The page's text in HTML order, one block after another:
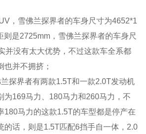
，雪佛兰探界者的车身尺寸为4652*1
则是2725mm，雪佛兰探界者的车身尺
并没有太大优势，不过这款车全系都
也并不拥挤；
探界者有两款1.5T和一款2.0T发动机
为169马力、180马力和260马力，不
180马力的这款1.5T的车型都是停产在
的话，则是1.5T匹配6挡手自一体，2.0